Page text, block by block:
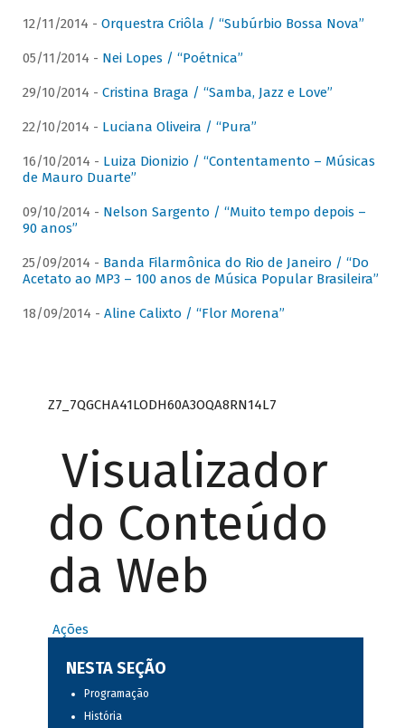
12/11/2014 - Orquestra Criôla / “Subúrbio Bossa Nova”
05/11/2014 - Nei Lopes / “Poétnica”
29/10/2014 - Cristina Braga / “Samba, Jazz e Love”
22/10/2014 - Luciana Oliveira / “Pura”
16/10/2014 - Luiza Dionizio / “Contentamento – Músicas
de Mauro Duarte”
09/10/2014 - Nelson Sargento / “Muito tempo depois –
90 anos”
25/09/2014 - Banda Filarmônica do Rio de Janeiro / “Do
Acetato ao MP3 – 100 anos de Música Popular Brasileira”
18/09/2014 - Aline Calixto / “Flor Morena”
Z7_7QGCHA41LODH60A3OQA8RN14L7
Visualizador
do Conteúdo
da Web
Ações
NESTA SEÇÃO
Programação
História